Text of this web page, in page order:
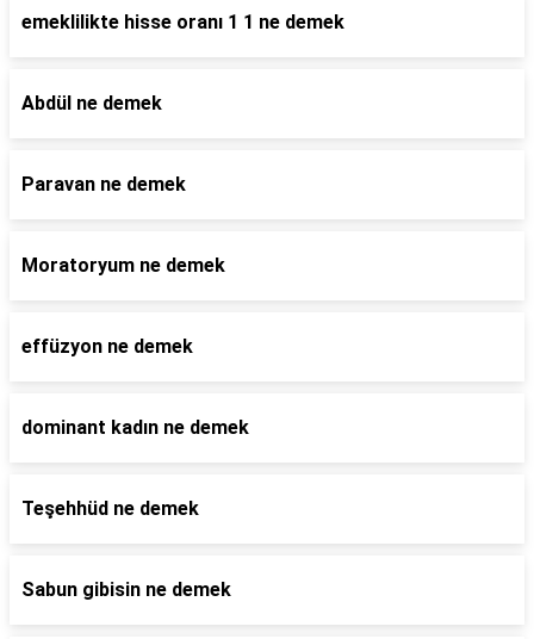
emeklilikte hisse oranı 1 1 ne demek
Abdül ne demek
Paravan ne demek
Moratoryum ne demek
effüzyon ne demek
dominant kadın ne demek
Teşehhüd ne demek
Sabun gibisin ne demek